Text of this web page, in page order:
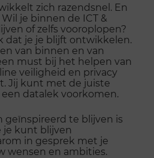
zich razendsnel. En
je binnen de ICT &
of zelfs vooroplopen?
dat je je blijft ontwikkelen.
van binnen en van
must bij het helpen van
veiligheid en privacy
Jij kunt met de juiste
datalek voorkomen.
geïnspireerd te blijven is
je kunt blijven
in gesprek met je
wensen en ambities.